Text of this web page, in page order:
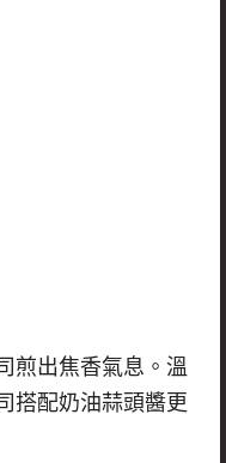
煎出焦香氣息。溫
搭配奶油蒜頭醬更